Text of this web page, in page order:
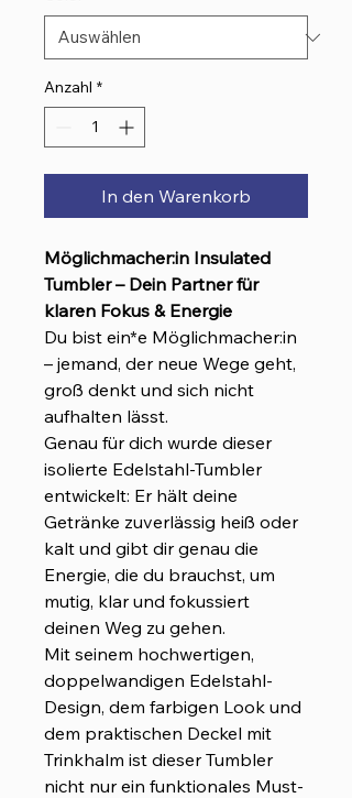
Anzahl *
In den Warenkorb
Möglichmacher:in Insulated
Tumbler – Dein Partner für
klaren Fokus & Energie
Du bist ein*e Möglichmacher:in
– jemand, der neue Wege geht,
groß denkt und sich nicht
aufhalten lässt.
Genau für dich wurde dieser
isolierte Edelstahl-Tumbler
entwickelt: Er hält deine
Getränke zuverlässig heiß oder
kalt und gibt dir genau die
Energie, die du brauchst, um
mutig, klar und fokussiert
deinen Weg zu gehen.
Mit seinem hochwertigen,
doppelwandigen Edelstahl-
Design, dem farbigen Look und
dem praktischen Deckel mit
Trinkhalm ist dieser Tumbler
nicht nur ein funktionales Must-